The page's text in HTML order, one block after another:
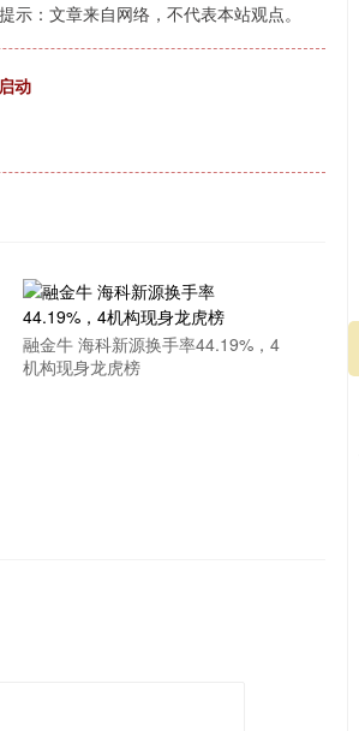
示：文章来自网络，不代表本站观点。
动
融金牛 海科新源换手率44.19%，4
机构现身龙虎榜